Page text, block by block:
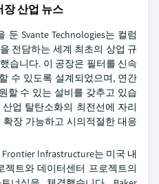
장 산업 뉴스
둔 Svante Technologies는 컬럼
전담하는 세계 최초의 상업 규
습니다. 이 공장은 필터를 신속
수 있도록 설계되었으며, 연간
할 수 있는 설비를 갖추고 있습
업 탈탄소화의 최전선에 자리
장 가능하고 시의적절한 대응
Frontier Infrastructure는 미국 내
젝트와 데이터센터 프로젝트의